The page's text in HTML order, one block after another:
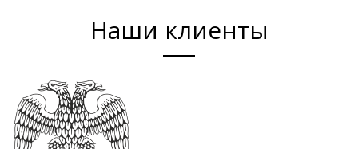
Наши клиенты